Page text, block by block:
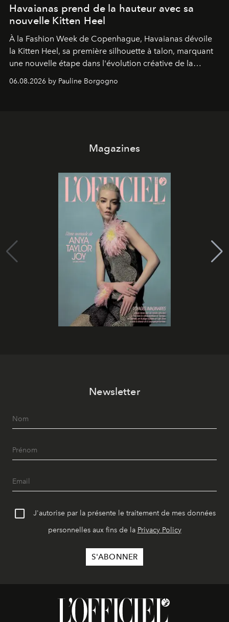
Havaianas prend de la hauteur avec sa
nouvelle Kitten Heel
À la Fashion Week de Copenhague, Havaianas dévoile
la Kitten Heel, sa première silhouette à talon, marquant
une nouvelle étape dans l'évolution créative de la
06.08.2026 by Pauline Borgogno
Magazines
Newsletter
J'autorise par la présente le traitement de mes données
personnelles aux fins de la Privacy Policy